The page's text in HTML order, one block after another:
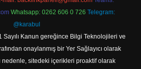
Whatsapp: 0262 606 0 726 Telegram:
@karabul
Sayılı Kanun gereğince Bilgi Teknolojileri ve
onaylanmış bir Yer Sağlayıcı olarak
nedenle, sitedeki içerikleri proaktif olarak